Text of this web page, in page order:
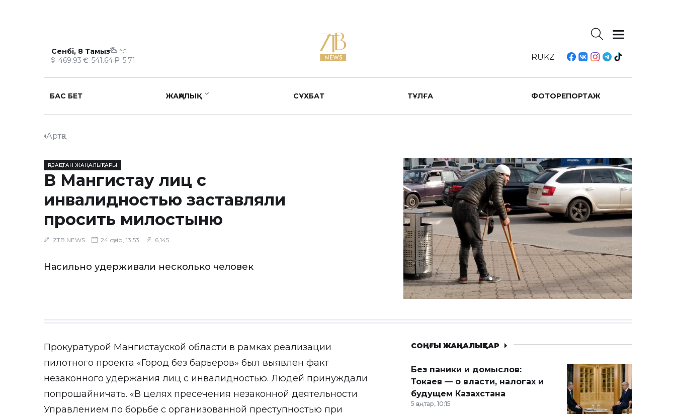
Сенбі, 8 Тамыз °C
469.93 541.64 5.71 RUKZ
БАС БЕТ ЖАҢАЛЫҚ СҰХБАТ ТҰЛҒА ФОТОРЕПОРТАЖ
Артқа
ҚАЗАҚСТАН ЖАҢАЛЫҚТАРЫ
В Мангистау лиц с
инвалидностью заставляли
просить милостыню
ZTB NEWS 24 сәуір, 13:53 6,145
Насильно удерживали несколько человек
Прокуратурой Мангистауской области в рамках реализации
пилотного проекта «Город без барьеров» был выявлен факт
незаконного удержания лиц с инвалидностью. Людей принуждали
попрошайничать. «В целях пресечения незаконной деятельности
Управлением по борьбе с организованной преступностью при
СОҢҒЫ ЖАҢАЛЫҚТАР
Без паники и домыслов:
Токаев — о власти, налогах и
будущем Казахстана
5 қаңтар, 10:15